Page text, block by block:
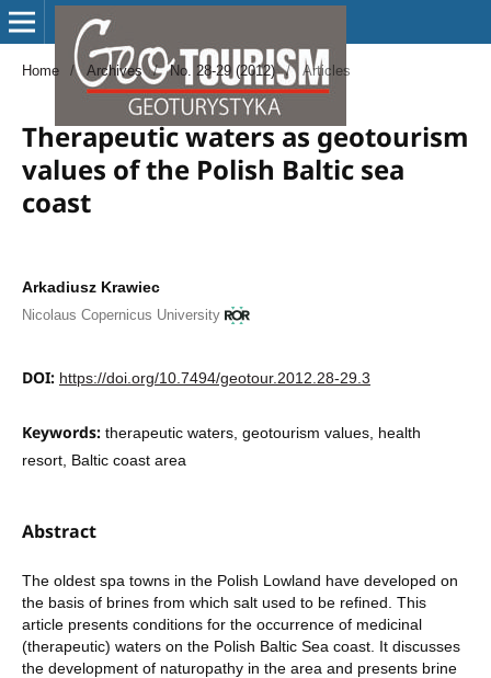
Home / Archives / No. 28-29 (2012) / Articles
Therapeutic waters as geotourism
values of the Polish Baltic sea
coast
Arkadiusz Krawiec
Nicolaus Copernicus University
DOI: https://doi.org/10.7494/geotour.2012.28-29.3
Keywords: therapeutic waters, geotourism values, health
resort, Baltic coast area
Abstract
The oldest spa towns in the Polish Lowland have developed on
the basis of brines from which salt used to be refined. This
article presents conditions for the occurrence of medicinal
(therapeutic) waters on the Polish Baltic Sea coast. It discusses
the development of naturopathy in the area and presents brine